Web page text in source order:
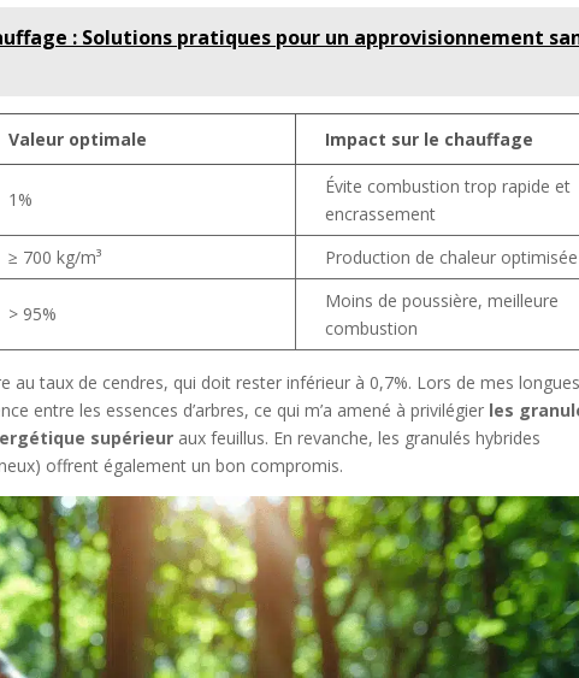
: Solutions pratiques pour un approvisionnement
Valeur optimale Impact sur le chauffage
1%
Évite combustion trop rapide et
encrassement
≥ 700 kg/m³ Production de chaleur optimisée
> 95%
Moins de poussière, meilleure
combustion
au taux de cendres, qui doit rester inférieur à 0,7%. Lors de mes
entre les essences d’arbres, ce qui m’a amené à privilégier les
supérieur aux feuillus. En revanche, les granulés hybrides
offrent également un bon compromis.